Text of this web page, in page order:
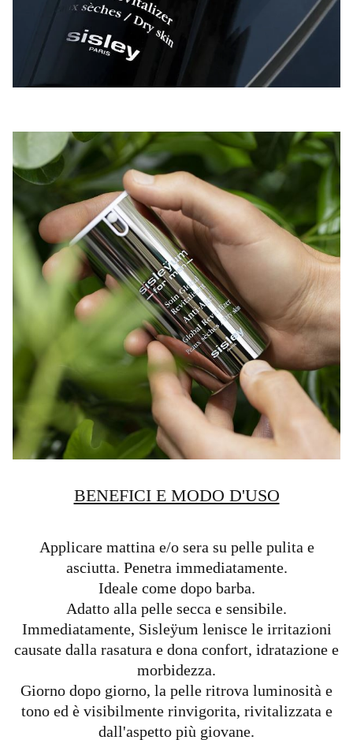
BENEFICI E MODO D'USO
Applicare mattina e/o sera su pelle pulita e
asciutta. Penetra immediatamente.
Ideale come dopo barba.
Adatto alla pelle secca e sensibile.
Immediatamente, Sisleÿum lenisce le irritazioni
causate dalla rasatura e dona confort, idratazione e
morbidezza.
Giorno dopo giorno, la pelle ritrova luminosità e
tono ed è visibilmente rinvigorita, rivitalizzata e
dall'aspetto più giovane.